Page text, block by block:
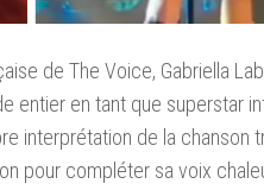
de The Voice, Gabriella
entier en tant que superstar
interprétation de la chanson
pour compléter sa voix